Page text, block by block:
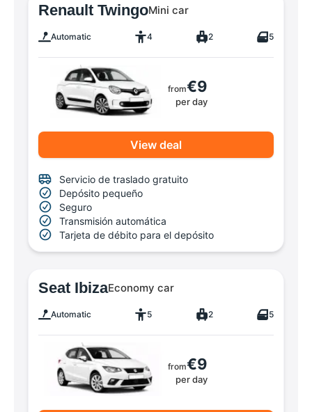
Renault TwingoMini car
Automatic 4 2 5
from€9
per day
View deal
Servicio de traslado gratuito
Depósito pequeño
Seguro
Transmisión automática
Tarjeta de débito para el depósito
Seat IbizaEconomy car
Automatic 5 2 5
from€9
per day